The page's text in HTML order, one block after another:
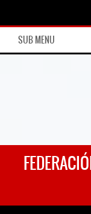
SUB MENU